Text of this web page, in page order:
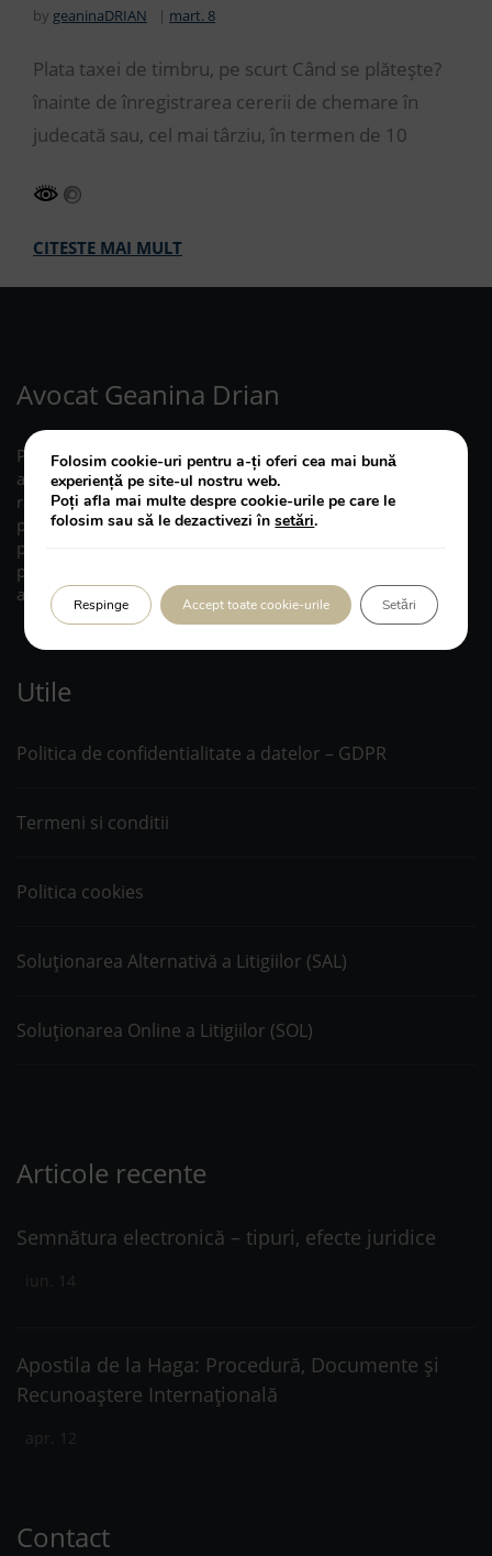
by geaninaDRIAN mart. 8
Plata taxei de timbru, pe scurt Când se plătește?
înainte de înregistrarea cererii de chemare în
judecată sau, cel mai târziu, în termen de 10
CITESTE MAI MULT
Avocat Geanina Drian
Pasionata de drept civil, Geanina DRIAN, avocat, a
acordat asistenta juridica in cauze complexe privind
raporturile de familie (divort, cereri privind minorii,
paternitate, pensie de intretinere), dreptul de
proprietate (revendicari, granituiri), succesiuni si
partaj, recuperari debite, litigii cu asiguratori sau
asociatii de proprietari, prescriptie, executare silita etc.
Utile
Politica de confidentialitate a datelor – GDPR
Termeni si conditii
Politica cookies
Soluționarea Alternativă a Litigiilor (SAL)
Soluționarea Online a Litigiilor (SOL)
Articole recente
Semnătura electronică – tipuri, efecte juridice
iun. 14
Apostila de la Haga: Procedură, Documente și
Recunoaștere Internațională
apr. 12
Contact
Folosim cookie-uri pentru a-ți oferi cea mai bună
experiență pe site-ul nostru web.
Poți afla mai multe despre cookie-urile pe care le
folosim sau să le dezactivezi însetări.
Accept toate cookie-urile
Respinge Setări